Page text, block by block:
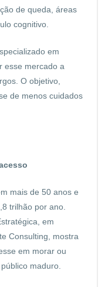
de queda, áreas
cognitivo.
em
esse mercado a
O objetivo,
de menos cuidados
mais de 50 anos e
trilhão por ano.
em
Consulting, mostra
em morar ou
maduro.